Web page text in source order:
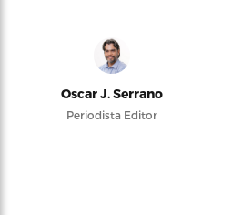
Oscar J. Serrano
Periodista Editor